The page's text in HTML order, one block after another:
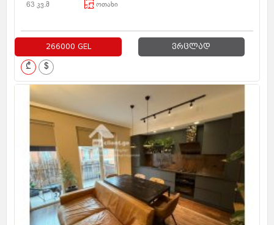
63 კვ.მ ოთახი
266000 GEL ვრცლად
₾ $